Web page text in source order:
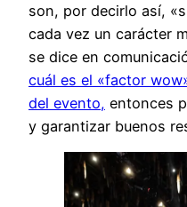
son, por decirlo así,
cada vez un carácter
se dice en
cuál es el «factor
del evento, entonces
y garantizar buenos